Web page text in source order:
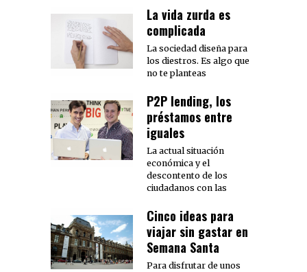
La vida zurda es
complicada
La sociedad diseña para
los diestros. Es algo que
no te planteas
P2P lending, los
préstamos entre
iguales
La actual situación
económica y el
descontento de los
ciudadanos con las
Cinco ideas para
viajar sin gastar en
Semana Santa
Para disfrutar de unos